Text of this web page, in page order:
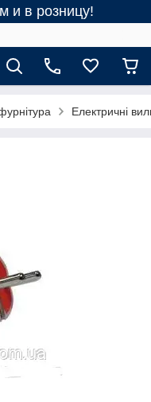
и в розницу!
Електричні